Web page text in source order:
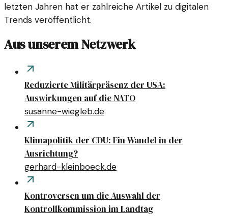
letzten Jahren hat er zahlreiche Artikel zu digitalen
Trends veröffentlicht.
Aus unserem Netzwerk
Reduzierte Militärpräsenz der USA:
Auswirkungen auf die NATO
susanne-wiegleb.de
Klimapolitik der CDU: Ein Wandel in der
Ausrichtung?
gerhard-kleinboeck.de
Kontroversen um die Auswahl der
Kontrollkommission im Landtag